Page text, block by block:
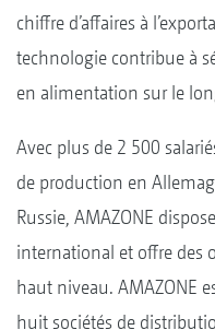
chiffre d’affaires à
technologie contribue à
en alimentation sur le
Avec plus de 2 500
de production en
Russie, AMAZONE
international et offre des
haut niveau. AMAZONE
huit sociétés de